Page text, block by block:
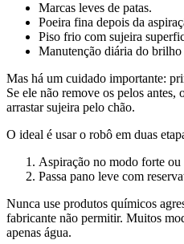
Marcas leves de patas.
Poeira fina depois da
Piso frio com sujeira
Manutenção diária do brilho
Mas há um cuidado importante:
Se ele não remove os pelos antes,
arrastar sujeira pelo chão.
O ideal é usar o robô em duas
Aspiração no modo forte ou
Passa pano leve com
Nunca use produtos químicos
fabricante não permitir. Muitos
apenas água.